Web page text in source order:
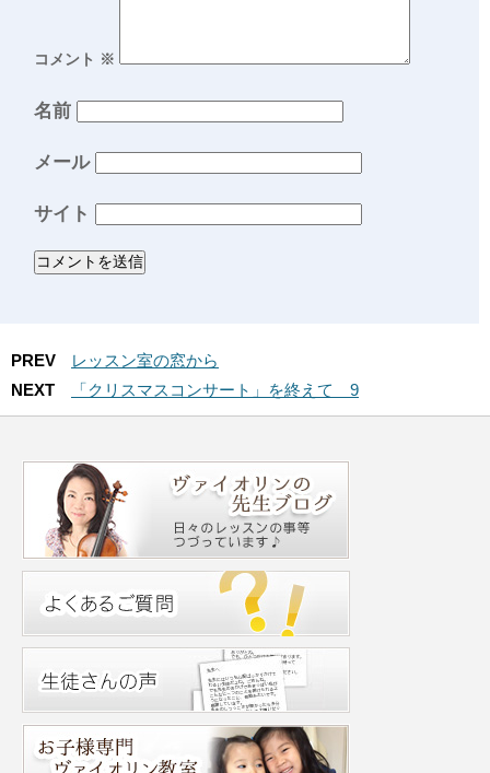
コメント ※
名前
メール
サイト
PREV
レッスン室の窓から
NEXT
「クリスマスコンサート」を終えて 9